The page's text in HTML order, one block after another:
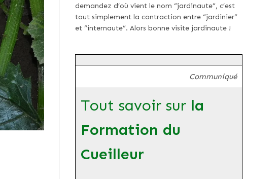
demandez d’où vient le nom “jardinaute”, c’est
tout simplement la contraction entre “jardinier”
et “internaute”. Alors bonne visite jardinaute !
Communiqué
Tout savoir sur la
Formation du
Cueilleur